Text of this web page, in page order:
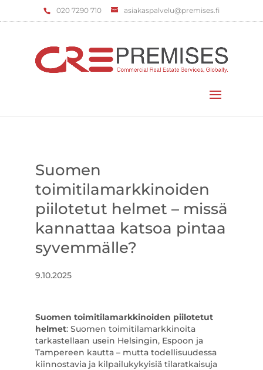
‌020 7290 710 asiakaspalvelu@premises.fi
Suomen
toimitilamarkkinoiden
piilotetut helmet – missä
kannattaa katsoa pintaa
syvemmälle?
9.10.2025
Suomen toimitilamarkkinoiden piilotetut
helmet: Suomen toimitilamarkkinoita
tarkastellaan usein Helsingin, Espoon ja
Tampereen kautta – mutta todellisuudessa
kiinnostavia ja kilpailukykyisiä tilaratkaisuja